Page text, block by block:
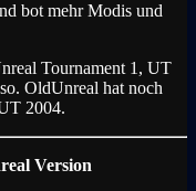
bot mehr Modis und
Tournament 1, UT
OldUnreal hat noch
2004.
Version